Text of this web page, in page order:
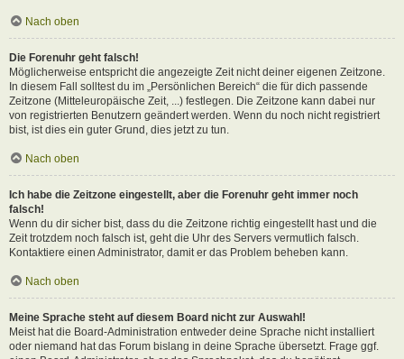
Nach oben
Die Forenuhr geht falsch!
Möglicherweise entspricht die angezeigte Zeit nicht deiner eigenen Zeitzone.
In diesem Fall solltest du im „Persönlichen Bereich“ die für dich passende
Zeitzone (Mitteleuropäische Zeit, ...) festlegen. Die Zeitzone kann dabei nur
von registrierten Benutzern geändert werden. Wenn du noch nicht registriert
bist, ist dies ein guter Grund, dies jetzt zu tun.
Nach oben
Ich habe die Zeitzone eingestellt, aber die Forenuhr geht immer noch
falsch!
Wenn du dir sicher bist, dass du die Zeitzone richtig eingestellt hast und die
Zeit trotzdem noch falsch ist, geht die Uhr des Servers vermutlich falsch.
Kontaktiere einen Administrator, damit er das Problem beheben kann.
Nach oben
Meine Sprache steht auf diesem Board nicht zur Auswahl!
Meist hat die Board-Administration entweder deine Sprache nicht installiert
oder niemand hat das Forum bislang in deine Sprache übersetzt. Frage ggf.